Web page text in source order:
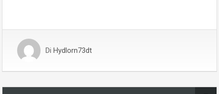
Di Hydlorn73dt